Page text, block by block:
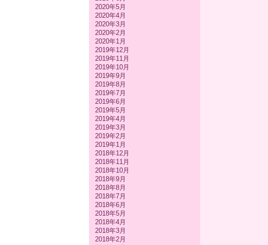
2020年5月
2020年4月
2020年3月
2020年2月
2020年1月
2019年12月
2019年11月
2019年10月
2019年9月
2019年8月
2019年7月
2019年6月
2019年5月
2019年4月
2019年3月
2019年2月
2019年1月
2018年12月
2018年11月
2018年10月
2018年9月
2018年8月
2018年7月
2018年6月
2018年5月
2018年4月
2018年3月
2018年2月